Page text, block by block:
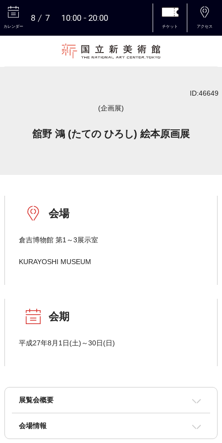
カレンダー
8 7 10:00 20:00
チケット アクセス
ID:46649
(企画展)
舘野 鴻 (たての ひろし) 絵本原画展
会場
倉吉博物館 第1～3展示室
KURAYOSHI MUSEUM
会期
平成27年8月1日(土)～30日(日)
展覧会概要
会場情報